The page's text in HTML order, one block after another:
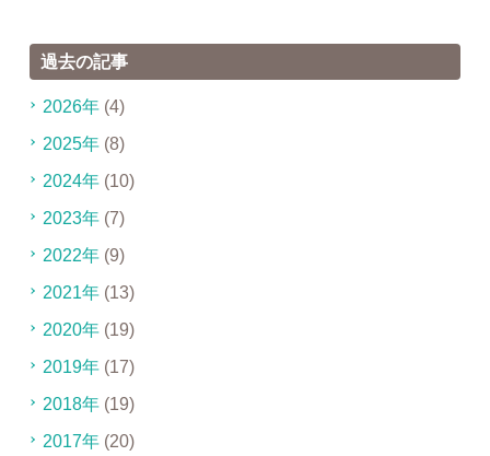
過去の記事
2026年(4)
2025年(8)
2024年(10)
2023年(7)
2022年(9)
2021年(13)
2020年(19)
2019年(17)
2018年(19)
2017年(20)